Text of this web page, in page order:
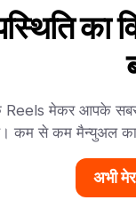
का
मेकर आपके
कम से कम मैन्युअल
अभी